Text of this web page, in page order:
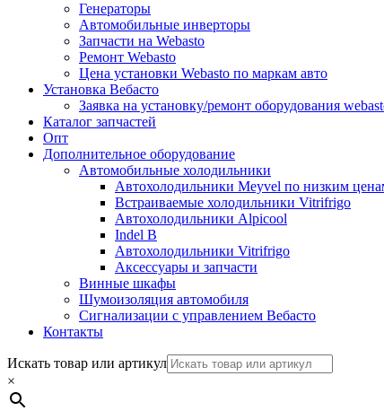
Генераторы
Автомобильные инверторы
Запчасти на Webasto
Ремонт Webasto
Цена установки Webasto по маркам авто
Установка Вебасто
Заявка на установку/ремонт оборудования
Каталог запчастей
Опт
Дополнительное оборудование
Автомобильные холодильники
Автохолодильники Meyvel по низким
Встраиваемые холодильники Vitrifrigo
Автохолодильники Alpicool
Indel B
Автохолодильники Vitrifrigo
Аксессуары и запчасти
Винные шкафы
Шумоизоляция автомобиля
Сигнализации с управлением Вебасто
Контакты
Search
Искать товар или артикул
×